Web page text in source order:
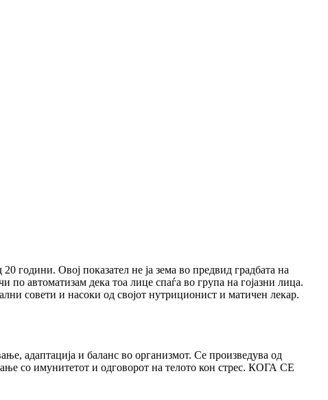
години. Овој показател не ја зема во предвид градбата на
по автоматизам дека тоа лице спаѓа во група на гојазни лица.
совети и насоки од својот нутриционист и матичен лекар.
адаптација и баланс во организмот. Се произведува од
со имунитетот и одговорот на телото кон стрес. КОГА СЕ